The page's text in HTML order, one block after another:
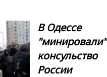
В Одессе
"минировали"
консульство
России